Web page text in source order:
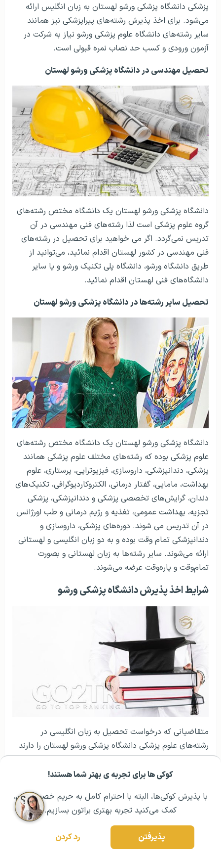
کوکی ها برای تجربه ی بهتر شما هستند!
با پذیرش کوکی‌ها، البته با احترام کامل به حریم خصوصیتون،
کمک می‌کنید تجربه بهتری براتون بسازیم.
پذیرفتن رد کردن
مشــاوره اولیه رایگان: ۰۲۱ ۴۳۰۰۰ ۰۲۱ رزرو مشاوره تخصصی
پزشکی دانشگاه پزشکی ورشو لهستان به زبان انگلیس ارائه
می‌شود. برای اخذ پذیرش رشته‌های پیراپزشکی نیز همانند
سایر رشته‌های دانشگاه علوم پزشکی ورشو نیاز به شرکت در
آزمون ورودی و کسب حد نصاب نمره قبولی است.
تحصیل مهندسی در دانشگاه پزشکی ورشو لهستان
دانشگاه پزشکی ورشو لهستان یک دانشگاه مختص رشته‌های
گروه علوم پزشکی است لذا رشته‌های فنی مهندسی در آن
تدریس نمی‌گردد. اگر می خواهید برای تحصیل در رشته‌های
فنی مهندسی در کشور لهستان اقدام نمائید، می‌توانید از
طریق دانشگاه ورشو، دانشگاه پلی تکنیک ورشو و یا سایر
دانشگاه‌های فنی لهستان اقدام نمائید.
تحصیل سایر رشته‌ها در دانشگاه پزشکی ورشو لهستان
دانشگاه پزشکی ورشو لهستان یک دانشگاه مختص رشته‌های
علوم پزشکی بوده که رشته‌های مختلف علوم پزشکی همانند
پزشکی، دندانپزشکی، داروسازی، فیزیوتراپی، پرستاری، علوم
بهداشت، مامایی، گفتار درمانی، الکتروکاردیوگرافی، تکنیک‌های
دندان، گرایش‌های تخصصی پزشکی و دندانپزشکی، پزشکی
تجزیه، بهداشت عمومی، تغذیه و رژیم درمانی و طب اورژانس
در آن تدریس می شوند. دوره‌های پزشکی، داروسازی و
دندانپزشکی تمام وقت بوده و به دو زبان انگلیسی و لهستانی
ارائه می‌شوند. سایر رشته‌ها به زبان لهستانی و بصورت
تمام‌وقت و پاره‌وقت عرضه می‌شوند.
شرایط اخذ پذیرش دانشگاه پزشکی ورشو
متقاضیانی که درخواست تحصیل به زبان انگلیسی در
رشته‌های علوم پزشکی دانشگاه پزشکی ورشو لهستان را دارند
باید مدارک زبان که نشان‌دهنده میزان توانایی آنها به زبان
انگلیسی است را به دانشگاه ارائه دهند. مدارک زبان قابل قبول
تافل
حداقل ۹۰ و مدرک TOEIC حداقل ۷۰۰ است. همچنین
کالج‌های بسیاری هستند کهدوره زبان در لهستانرا برگزار
می‌کنند و متقاضیان می‌توانند از این کالج‌ها برای ادامه
تحصیل در لهستان استفاده کنند.